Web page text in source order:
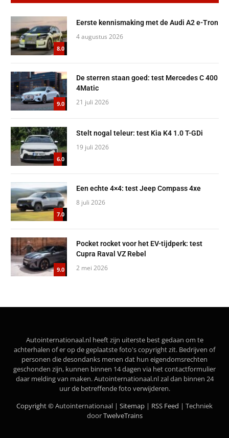
8.0
Eerste kennismaking met de Audi A2 e-Tron
4 augustus 2026
9.0
De sterren staan goed: test Mercedes C 400
4Matic
21 juli 2026
6.0
Stelt nogal teleur: test Kia K4 1.0 T-GDi
19 juli 2026
7.0
Een echte 4×4: test Jeep Compass 4xe
8 juli 2026
9.0
Pocket rocket voor het EV-tijdperk: test
Cupra Raval VZ Rebel
2 mei 2026
Autointernationaal.nl heeft zijn uiterste best gedaan om te
achterhalen of er op de geplaatste foto's copyright zit. Bedrijven of
personen die desondanks menen dat hun eigendomsrechten
geschonden zijn, kunnen binnen 14 dagen via het contactformulier
daar melding van maken. Autointernationaal.nl zal dan binnen 24
uur de betreffende foto verwijderen.
Copyright ©Autointernationaal | Sitemap | RSS Feed | Techniek
doorTwelveTrains